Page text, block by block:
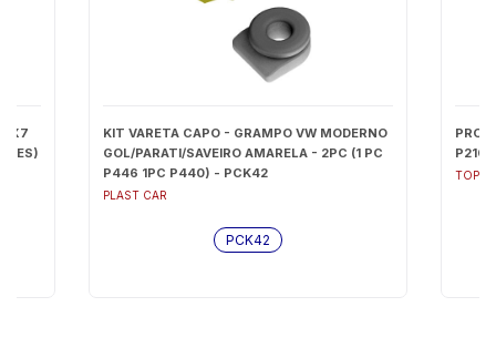
X7
KIT VARETA CAPO - GRAMPO VW MODERNO
GOL/PARATI/SAVEIRO AMARELA - 2PC (1 PC
P446 1PC P440) - PCK42
PLAST CAR
PCK42
TOP